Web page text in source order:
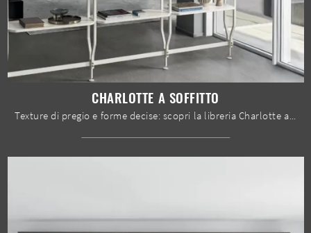
CHARLOTTE A SOFFITTO
Texture di pregio e forme decise: scopri la libreria Charlotte a soffitto di Bontempi tra le più originali Librerie design divisorie.